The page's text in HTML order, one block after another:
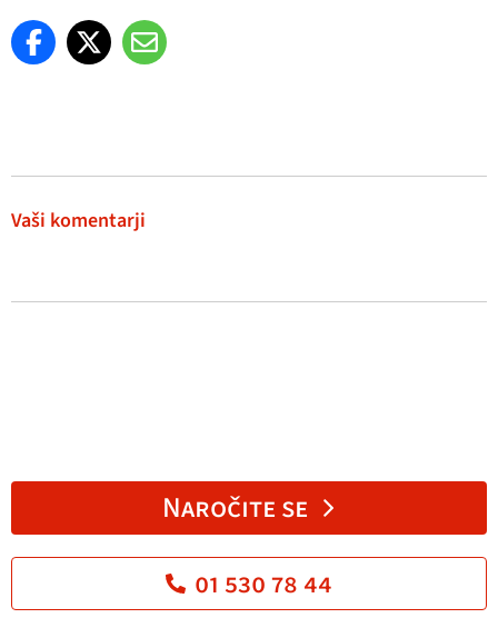
Vaši komentarji
Naročite se
01 530 78 44